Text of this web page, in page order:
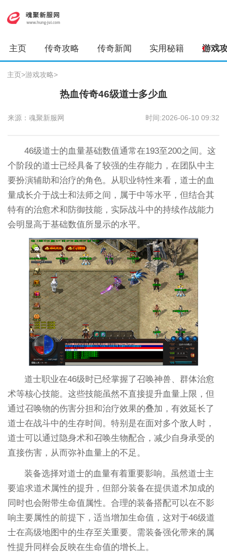
主页 传奇攻略 传奇新闻 实用秘籍 游戏
主页>游戏攻略>
热血传奇46级道士多少血
来源：魂聚新服网 时间:2026-06-10 09:32
46级道士的血量基础数值通常在193至200之间。这
个阶段的道士已经具备了较强的生存能力，在团队中主
要扮演辅助和治疗的角色。从职业特性来看，道士的血
量成长介于战士和法师之间，属于中等水平，但结合其
特有的治愈术和防御技能，实际战斗中的持续作战能力
会明显高于基础数值所显示的水平。
道士职业在46级时已经掌握了召唤神兽、群体治愈
术等核心技能。这些技能虽然不直接提升血量上限，但
通过召唤物的伤害分担和治疗效果的叠加，有效延长了
道士在战斗中的生存时间。特别是在面对多个敌人时，
道士可以通过隐身术和召唤生物配合，减少自身承受的
直接伤害，从而弥补血量上的不足。
装备选择对道士的血量有着重要影响。虽然道士主
要追求道术属性的提升，但部分装备在提供道术加成的
同时也会附带生命值属性。合理的装备搭配可以在不影
响主要属性的前提下，适当增加生命值，这对于46级道
士在高级地图中的生存至关重要。需装备强化带来的属
性提升同样会反映在生命值的增长上。